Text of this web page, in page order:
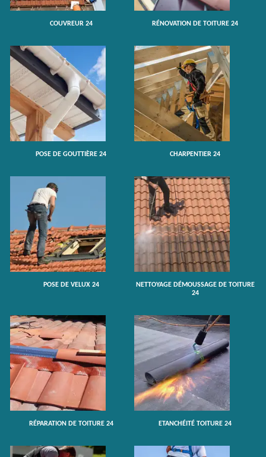
COUVREUR 24 RÉNOVATION DE TOITURE 24
POSE DE GOUTTIÈRE 24 CHARPENTIER 24
POSE DE VELUX 24
NETTOYAGE DÉMOUSSAGE DE TOITURE
24
RÉPARATION DE TOITURE 24 ETANCHÉITÉ TOITURE 24